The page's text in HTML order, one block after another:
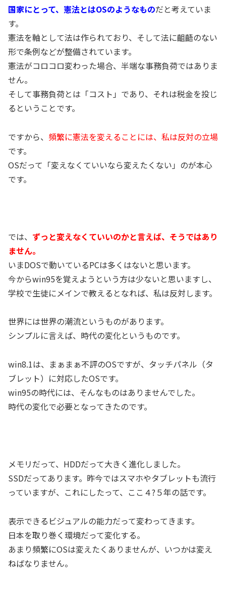
国家にとって、憲法とはOSのようなものだと考えていま
す。
憲法を軸として法は作られており、そして法に齟齬のない
形で条例などが整備されています。
憲法がコロコロ変わった場合、半端な事務負荷ではありま
せん。
そして事務負荷とは「コスト」であり、それは税金を投じ
るということです。
ですから、 頻繁に憲法を変えることには、私は反対の立場
です。
OSだって「変えなくていいなら変えたくない」のが本心
です。
では、 ずっと変えなくていいのかと言えば、そうではあり
ません。
いまDOSで動いているPCは多くはないと思います。
今からwin95を覚えようという方は少ないと思いますし、
学校で生徒にメインで教えるとなれば、私は反対します。
世界には世界の潮流というものがあります。
シンプルに言えば、時代の変化というものです。
win8.1は、まぁまぁ不評のOSですが、タッチパネル（タ
ブレット）に対応したOSです。
win95の時代には、そんなものはありませんでした。
時代の変化で必要となってきたのです。
メモリだって、HDDだって大きく進化しました。
SSDだってあります。昨今ではスマホやタブレットも流行
っていますが、これにしたって、ここ４?５年の話です。
表示できるビジュアルの能力だって変わってきます。
日本を取り巻く環境だって変化する。
あまり頻繁にOSは変えたくありませんが、いつかは変え
ねばなりません。